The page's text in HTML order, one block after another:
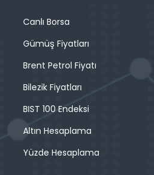
Canlı Borsa
Gümüş Fiyatları
Brent Petrol Fiyatı
Bilezik Fiyatları
BIST 100 Endeksi
Altın Hesaplama
Yüzde Hesaplama